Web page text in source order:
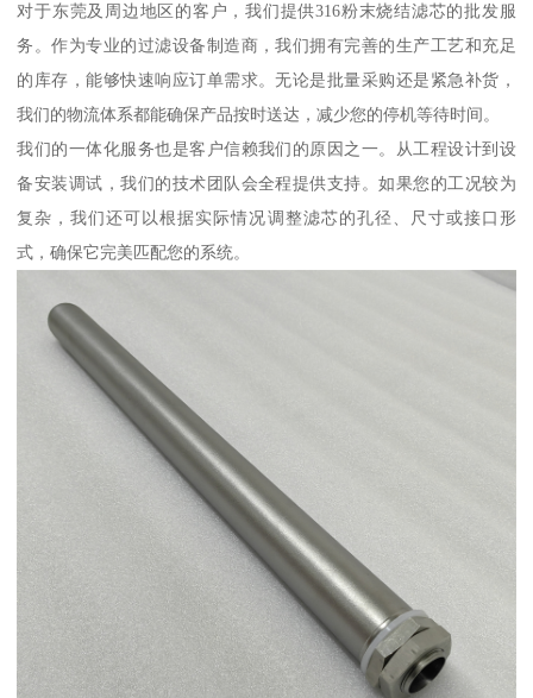
对于东莞及周边地区的客户，我们提供316粉末烧结滤芯的批发服
务。作为专业的过滤设备制造商，我们拥有完善的生产工艺和充足
的库存，能够快速响应订单需求。无论是批量采购还是紧急补货，
我们的物流体系都能确保产品按时送达，减少您的停机等待时间。
我们的一体化服务也是客户信赖我们的原因之一。从工程设计到设
备安装调试，我们的技术团队会全程提供支持。如果您的工况较为
复杂，我们还可以根据实际情况调整滤芯的孔径、尺寸或接口形
式，确保它完美匹配您的系统。